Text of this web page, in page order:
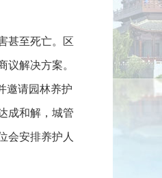
甚至死亡。区
解决方案。
邀请园林养护
成和解，城管
会安排养护人